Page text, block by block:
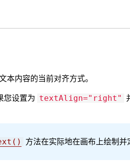
本内容的当前对齐方式。
您设置为 textAlign="right"
方法在实际地在画布上绘制并